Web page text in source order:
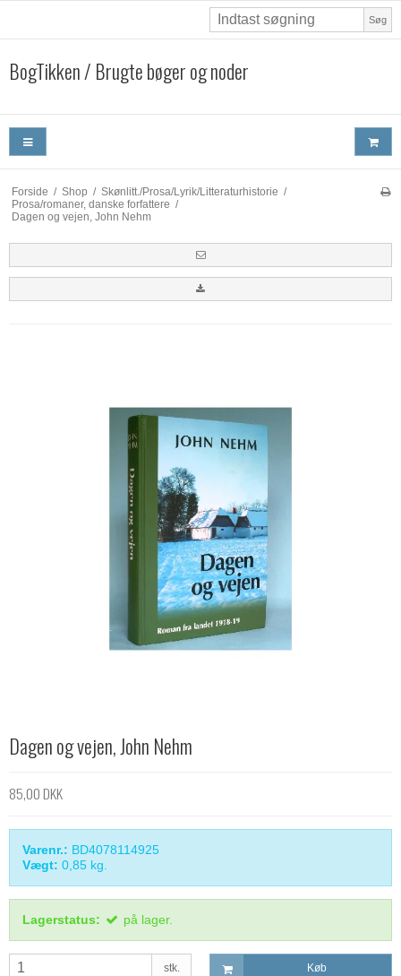
Søg
BogTikken / Brugte bøger og noder
Forside / Shop / Skønlitt./Prosa/Lyrik/Litteraturhistorie /
Prosa/romaner, danske forfattere /
Dagen og vejen, John Nehm
Dagen og vejen, John Nehm
85,00 DKK
Varenr.: BD4078114925
Vægt: 0,85 kg.
Lagerstatus: på lager.
stk. Køb